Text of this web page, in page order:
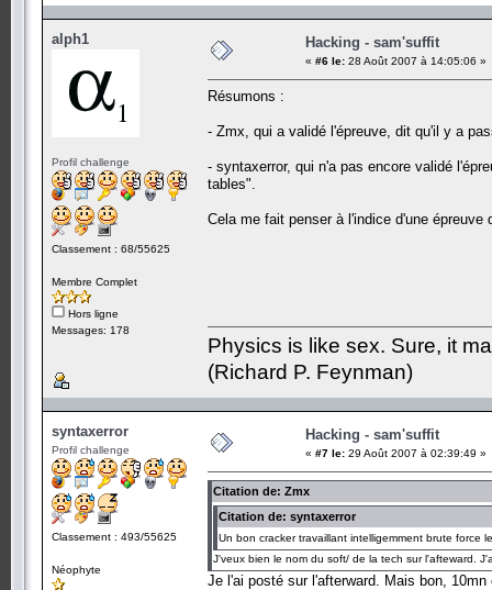
alph1
Profil challenge
Classement : 68/55625
Membre Complet
Hors ligne
Messages: 178
Hacking - sam'suffit
« #6 le: 28 Août 2007 à 14:05:06 »
Résumons :
- Zmx, qui a validé l'épreuve, dit qu'il y a
- syntaxerror, qui n'a pas encore validé
tables".
Cela me fait penser à l'indice d'une
Physics is like sex. Sure, it
(Richard P. Feynman)
syntaxerror
Profil challenge
Classement : 493/55625
Néophyte
Hacking - sam'suffit
« #7 le: 29 Août 2007 à 02:39:49 »
Citation de: Zmx
Citation de: syntaxerror
Un bon cracker travaillant intelligemment brute force
J'veux bien le nom du soft/ de la tech sur l'afteward.
Je l'ai posté sur l'afterward. Mais bon,